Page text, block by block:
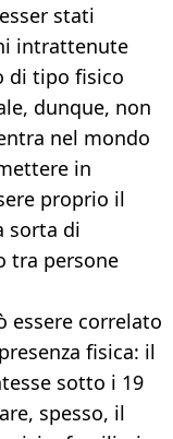
stati
intrattenute
di tipo fisico
dunque, non
nel mondo
in
proprio il
sorta di
tra persone
essere correlato
fisica: il
sotto i 19
spesso, il